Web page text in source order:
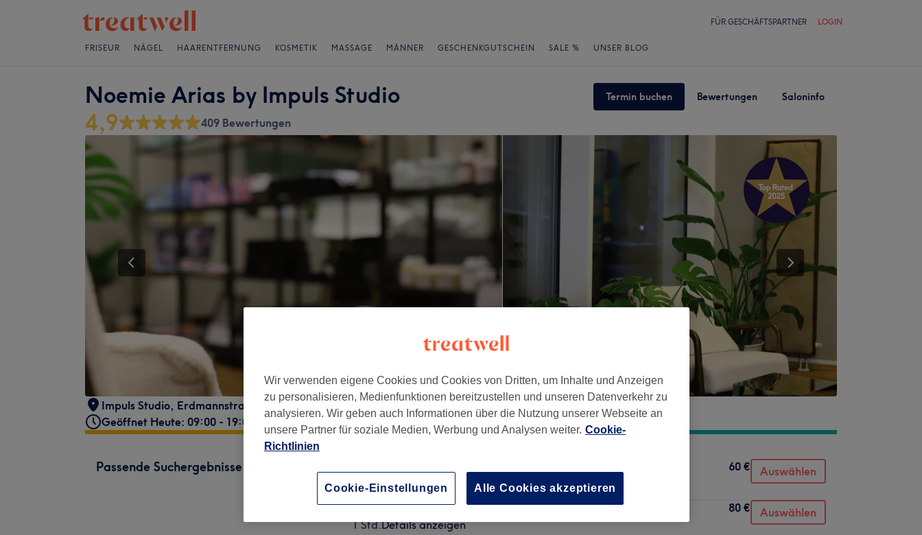
FÜR GESCHÄFTSPARTNER LOGIN
FRISEUR NÄGEL HAARENTFERNUNG KOSMETIK MASSAGE MÄNNER GESCHENKGUTSCHEIN SALE % UNSER BLOG
Noemie Arias by Impuls Studio Termin buchen Bewertungen Saloninfo
4,9 409 Bewertungen
Impuls Studio, Erdmannstraße 16, 22765 Hamburg, Ottensen, Hamburg, 22765
Geöffnet Heute: 09:00 - 19:00
Passende Suchergebnisse
30 Min.Details anzeigen
60 € Auswählen
Damen - Abmattierung & Föhnen
1 Std.Details anzeigen
80 € Auswählen
Wir verwenden eigene Cookies und Cookies von Dritten, um Inhalte und Anzeigen
zu personalisieren, Medienfunktionen bereitzustellen und unseren Datenverkehr zu
analysieren. Wir geben auch Informationen über die Nutzung unserer Webseite an
unsere Partner für soziale Medien, Werbung und Analysen weiter. Cookie-
Richtlinien
Cookie-Einstellungen Alle Cookies akzeptieren